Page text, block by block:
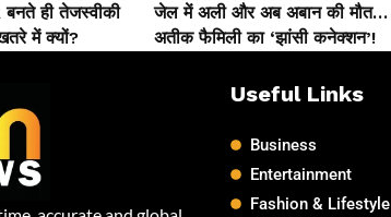
ही तेजस्वीकी
में क्यों?
जेल में अली और अब अबान की मौत…
अतीक फैमिली का ‘झांसी कनेक्शन’!
Useful Links
Business
Entertainment
Fashion & Lifestyle